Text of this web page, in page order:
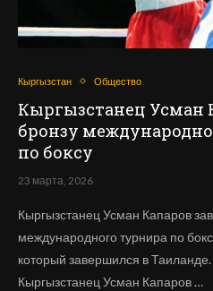
Кыргызстан Общество
Кыргызстанец Усман
бронзу
по боксу
23 марта, 2026
Кыргызстанец Усман Капаров
международного турнира по
который завершился в
Кыргызстанец Усман Капаров …